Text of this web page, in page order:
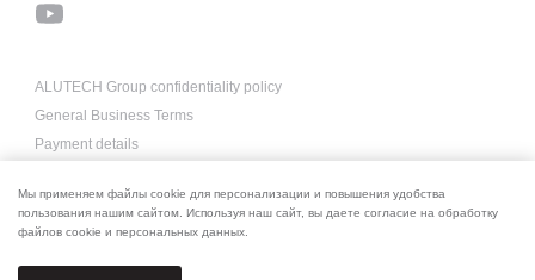
ALUTECH Group confidentiality policy
General Business Terms
Payment details
Мы применяем файлы cookie для персонализации и повышения удобства
пользования нашим сайтом. Используя наш сайт, вы даете согласие на обработку
файлов cookie и персональных данных.